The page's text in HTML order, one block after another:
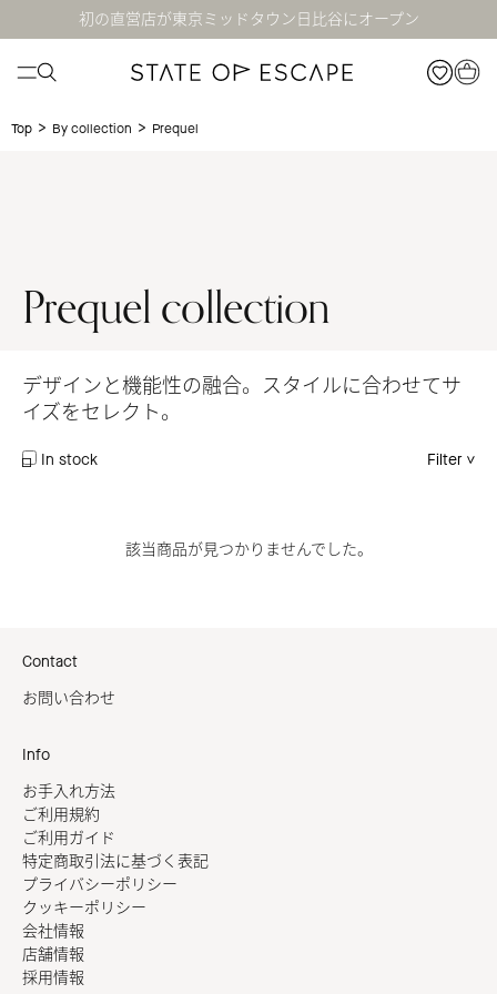
初の直営店が東京ミッドタウン日比谷にオープン
Top > By collection > Prequel
Prequel collection
デザインと機能性の融合。スタイルに合わせてサ
イズをセレクト。
In stock Filter
該当商品が見つかりませんでした。
Contact
お問い合わせ
Info
お手入れ方法
ご利用規約
ご利用ガイド
特定商取引法に基づく表記
プライバシーポリシー
クッキーポリシー
会社情報
店舗情報
採用情報